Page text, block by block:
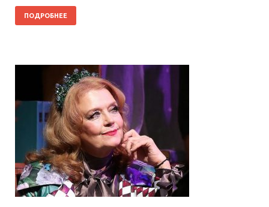
ПОДРОБНЕЕ